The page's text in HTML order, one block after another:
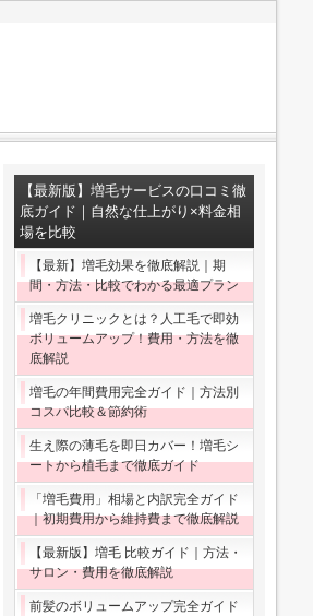
【最新版】増毛サービスの口コミ徹
底ガイド｜自然な仕上がり×料金相
場を比較
【最新】増毛効果を徹底解説｜期
間・方法・比較でわかる最適プラン
増毛クリニックとは？人工毛で即効
ボリュームアップ！費用・方法を徹
底解説
増毛の年間費用完全ガイド｜方法別
コスパ比較＆節約術
生え際の薄毛を即日カバー！増毛シ
ートから植毛まで徹底ガイド
「増毛費用」相場と内訳完全ガイド
｜初期費用から維持費まで徹底解説
【最新版】増毛 比較ガイド｜方法・
サロン・費用を徹底解説
前髪のボリュームアップ完全ガイド